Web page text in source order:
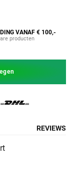
ZwartVANAF € 100,-
producten
REVIEWS